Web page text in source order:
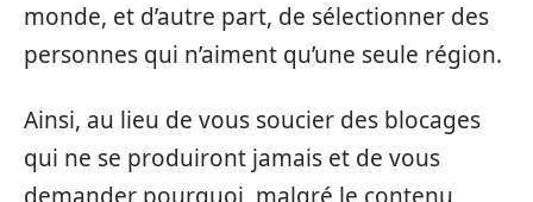
monde, et d’autre part, de sélectionner des
personnes qui n’aiment qu’une seule région.
Ainsi, au lieu de vous soucier des blocages
qui ne se produiront jamais et de vous